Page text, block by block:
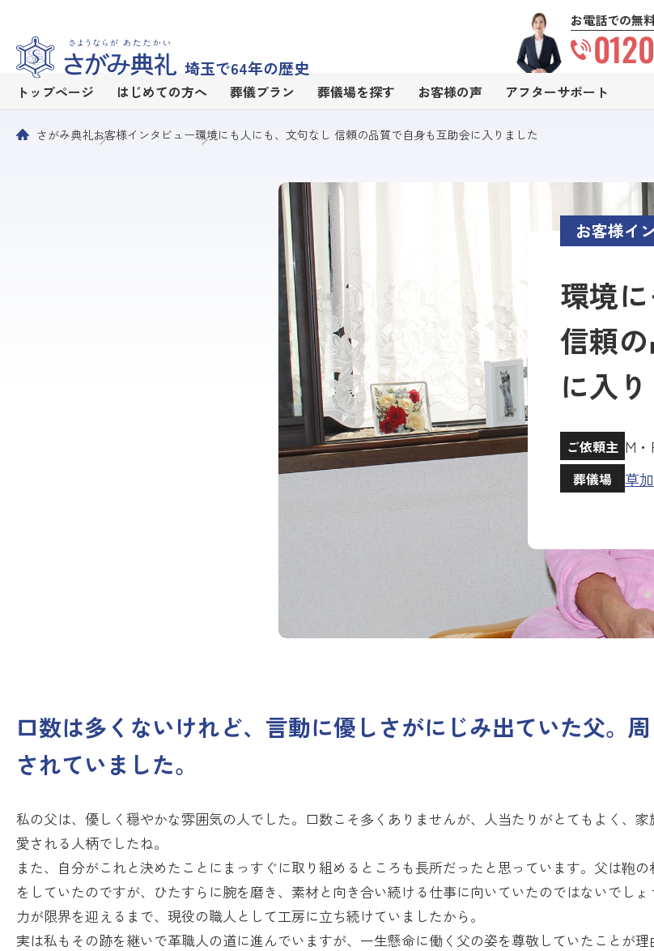
埼玉で64年の歴史
お電話での無
トップページ はじめての方へ 葬儀プラン 葬儀場を探す お客様の声 アフターサポート
さがみ典礼お客様インタビュー環境にも人にも、文句なし 信頼の品質で自身も互助会に入りました
お客様イ
環境
信頼
に入
ご依頼主 M
葬儀場 草
口数は多くないけれど、言動に優しさがにじみ出ていた父。
されていました。
私の父は、優しく穏やかな雰囲気の人でした。口数こそ多くありませんが、人当たりがとてもよく、
愛される人柄でしたね。
また、自分がこれと決めたことにまっすぐに取り組めるところも長所だったと思っています。父は鞄
をしていたのですが、ひたすらに腕を磨き、素材と向き合い続ける仕事に向いていたのではないでし
力が限界を迎えるまで、現役の職人として工房に立ち続けていましたから。
実は私もその跡を継いで革職人の道に進んでいますが、一生懸命に働く父の姿を尊敬していたことが理